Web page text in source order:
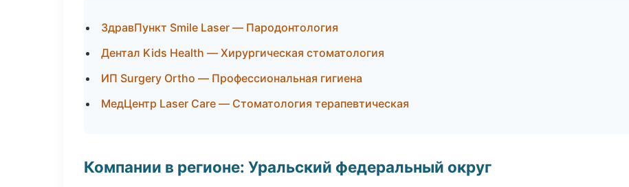
ЗдравПункт Smile Laser — Пародонтология
Дентал Kids Health — Хирургическая стоматология
ИП Surgery Ortho — Профессиональная гигиена
МедЦентр Laser Care — Стоматология терапевтическая
Компании в регионе: Уральский федеральный округ